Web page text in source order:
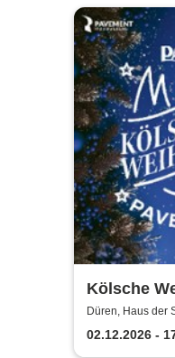
Kölsche
& Freunde
Düren, Haus der
02.12.2026 -